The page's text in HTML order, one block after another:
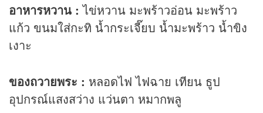
อาหารหวาน : ไข่หวาน มะพร้าวอ่อน มะพร้าว
แก้ว ขนมใส่กะทิ น้ำกระเจี๊ยบ น้ำมะพร้าว น้ำขิง
เงาะ
ของถวายพระ : หลอดไฟ ไฟฉาย เทียน ธูป
อุปกรณ์แสงสว่าง แว่นตา หมากพลู